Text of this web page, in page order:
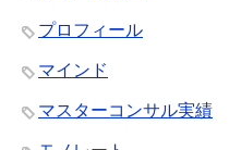
プロフィール
マインド
マスターコンサル実績